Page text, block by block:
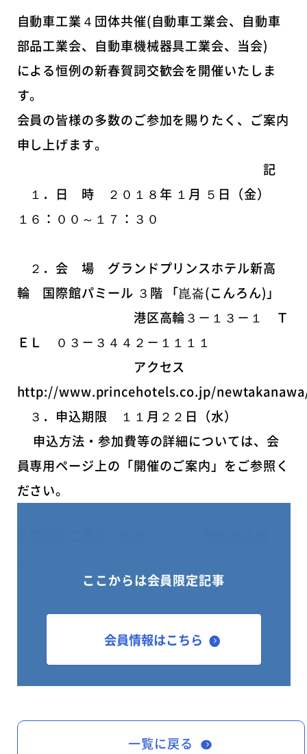
自動車工業４団体共催(自動車工業会、自動車
部品工業会、自動車機械器具工業会、当会)
による恒例の新春賀詞交歓会を開催いたしま
す。
会員の皆様の多数のご参加を賜りたく、ご案内
申し上げます。
記
１．日 時 ２０１８年 １月 ５日（金）
１６：００～１７：３０
２．会 場 グランドプリンスホテル新高
輪 国際館パミール ３階 「崑崙(こんろん)」
港区高輪３－１３－１ Ｔ
ＥＬ ０３－３４４２－１１１１
アクセス
http://www.princehotels.co.jp/
３．申込期限 １１月２２日（水）
申込方法・参加費等の詳細については、会
員専用ページ上の「開催のご案内」をご参照く
ださい。
グランドプリンスホテル新高輪・国際館パミ
ールへのアクセス
http://www.princehotels.co.jp/
ここからは会員限定記事
会員情報はこちら
一覧に戻る